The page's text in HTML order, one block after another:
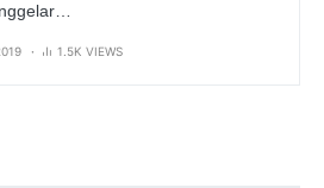
1.5K VIEWS